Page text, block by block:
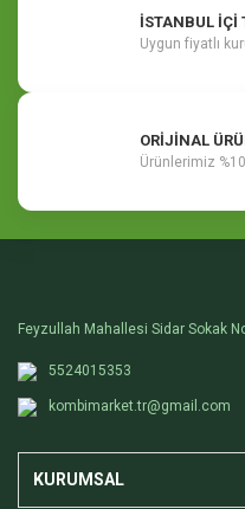
İSTANBUL İÇİ
Uygun fiyatlı
ORİJİNAL
Ürünlerimiz
Feyzullah Mahallesi Sidar Sokak
5524015353
kombimarket.tr@gmail.com
KURUMSAL